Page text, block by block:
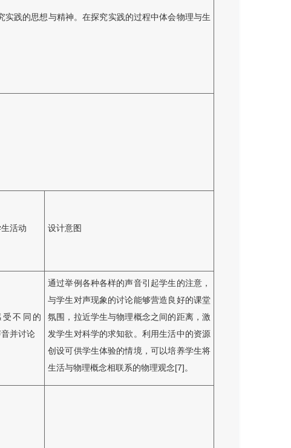
践的思想与精神。在探究实践的过程中体会物理与生
活动 设计意图
受不同的
并讨论
通过举例各种各样的声音引起学生的注意，
与学生对声现象的讨论能够营造良好的课堂
氛围，拉近学生与物理概念之间的距离，激
发学生对科学的求知欲。利用生活中的资源
创设可供学生体验的情境，可以培养学生将
生活与物理概念相联系的物理观念[7]。